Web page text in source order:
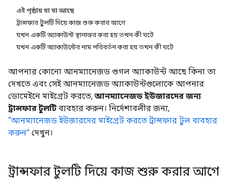
এই পৃষ্ঠায় যা যা আছে
ট্রান্সফার টুলটি দিয়ে কাজ শুরু করার আগে
যখন একটি অ্যাকাউন্ট স্থানান্তর করা হয় তখন কী ঘটে
যখন একটি অ্যাকাউন্টের নাম পরিবর্তন করা হয় তখন কী ঘটে
আপনার কোনো আনম্যানেজড গুগল অ্যাকাউন্ট আছে কিনা তা
দেখতে এবং সেই আনম্যানেজড অ্যাকাউন্টগুলোকে আপনার
ডোমেইনে মাইগ্রেট করতে,আনম্যানেজড ইউজারদের জন্য
ট্রান্সফার টুলটি ব্যবহার করুন। নির্দেশাবলীর জন্য,
“আনম্যানেজড ইউজারদের মাইগ্রেট করতে ট্রান্সফার টুল ব্যবহার
করুন” দেখুন।
ট্রান্সফার টুলটি দিয়ে কাজ শুরু করার আগে